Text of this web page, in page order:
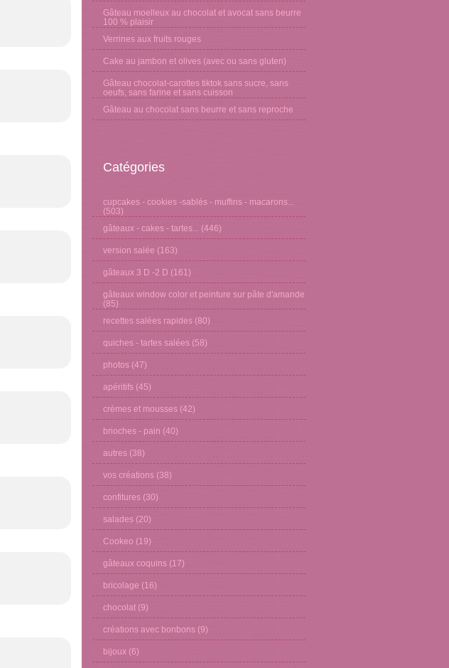
Gâteau moelleux au chocolat et avocat sans beurre
100 % plaisir
Verrines aux fruits rouges
Cake au jambon et olives (avec ou sans gluten)
Gâteau chocolat-carottes tiktok sans sucre, sans
oeufs, sans farine et sans cuisson
Gâteau au chocolat sans beurre et sans reproche
Catégories
cupcakes - cookies -sablés - muffins - macarons...
(503)
gâteaux - cakes - tartes... (446)
version salée (163)
gâteaux 3 D -2 D (161)
gâteaux window color et peinture sur pâte d'amande
(85)
recettes salées rapides (80)
quiches - tartes salées (58)
photos (47)
apéritifs (45)
crèmes et mousses (42)
brioches - pain (40)
autres (38)
vos créations (38)
confitures (30)
salades (20)
Cookeo (19)
gâteaux coquins (17)
bricolage (16)
chocolat (9)
créations avec bonbons (9)
bijoux (6)